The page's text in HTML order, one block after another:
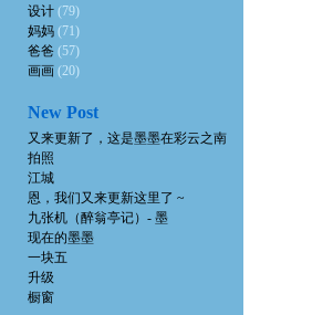
设计 (79)
妈妈 (71)
爸爸 (57)
画画 (20)
New Post
又来更新了，这是墨墨在彩云之南
拍照
江城
恩，我们又来更新这里了 ~
九张机（醉翁亭记）- 墨
现在的墨墨
一块五
升级
橱窗